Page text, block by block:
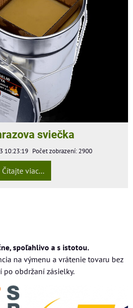
sviečka
10:23:19 Počet zobrazení: 2900
Čítajte viac...
spoľahlivo a s istotou.
na výmenu a vrátenie tovaru bez
obdržaní zásielky.